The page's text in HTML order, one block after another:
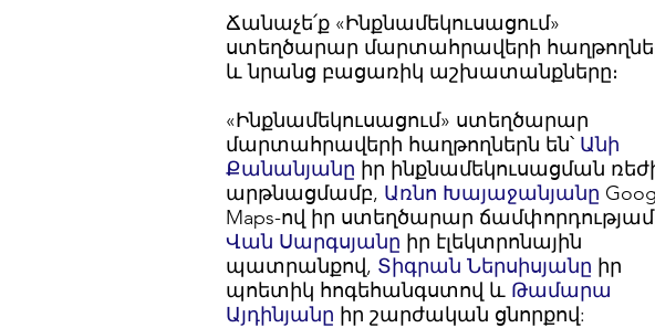
Ճանաչե՛ք «Ինքնամեկուսացում»
ստեղծարար մարտահրավերի
և նրանց բացառիկ աշխատանքները։
«Ինքնամեկուսացում» ստեղծարար
մարտահրավերի հաղթողներն են՝ Անի
Քանանյանը իր ինքնամեկուսացման
արթնացմամբ, Առնո Խայաջանյանը
Maps-ով իր ստեղծարար
Վան Սարգսյանը իր էլեկտրոնային
պատրանքով, Տիգրան Ներսիսյանը իր
պոետիկ հոգեհանգստով և Թամարա
Այդինյանը իր շարժական ցնորքով: